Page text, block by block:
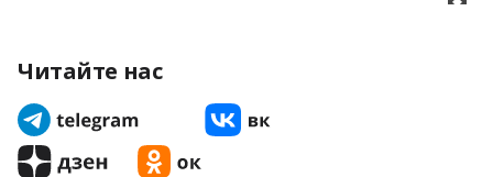
Читайте нас